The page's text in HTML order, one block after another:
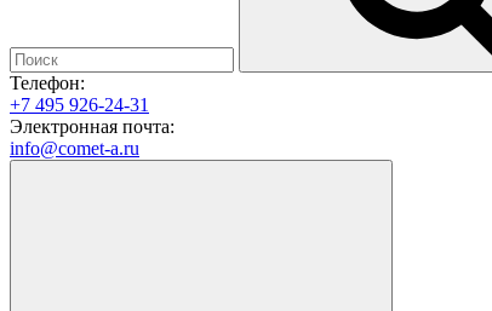
Телефон:
+7 495 926-24-31
Электронная почта:
info@comet-a.ru